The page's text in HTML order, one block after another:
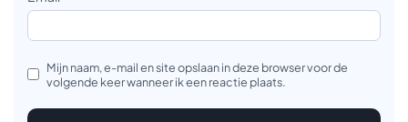
Mijn naam, e-mail en site opslaan in deze browser voor de
volgende keer wanneer ik een reactie plaats.